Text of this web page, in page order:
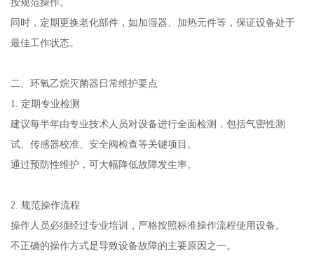
同时，定期更换老化部件，如加湿器、加热元件等，保证设备处于
最佳工作状态。
二、环氧乙烷灭菌器日常维护要点
1. 定期专业检测
建议每半年由专业技术人员对设备进行全面检测，包括气密性测
试、传感器校准、安全阀检查等关键项目。
通过预防性维护，可大幅降低故障发生率。
2. 规范操作流程
操作人员必须经过专业培训，严格按照标准操作流程使用设备。
不正确的操作方式是导致设备故障的主要原因之一。